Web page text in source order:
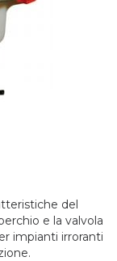
del
e la valvola
impianti irroranti